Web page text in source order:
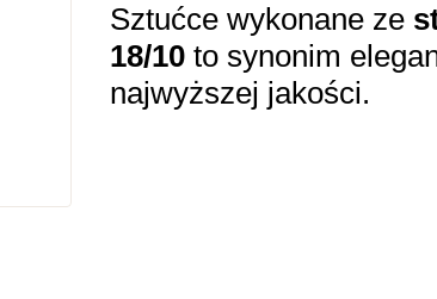
Sztućce wykonane ze
18/10 to synonim
najwyższej jakości.